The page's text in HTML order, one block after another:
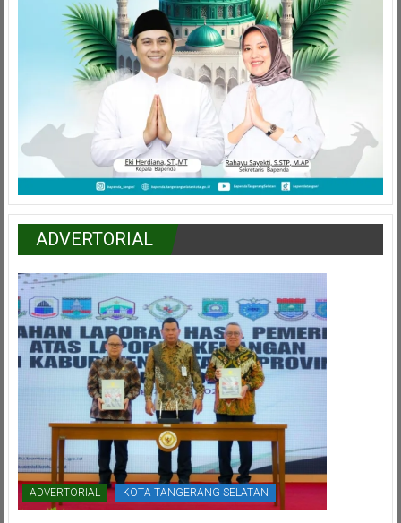
ADVERTORIAL
ADVERTORIAL KOTA TANGERANG SELATAN